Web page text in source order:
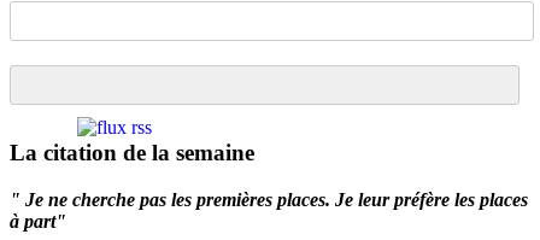
La citation de la semaine
" Je ne cherche pas les premières places. Je leur préfère les places
à part"